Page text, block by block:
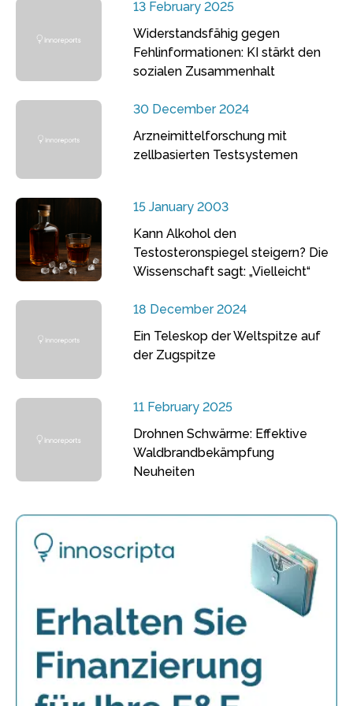
13 February 2025
Widerstandsfähig gegen
Fehlinformationen: KI stärkt den
sozialen Zusammenhalt
30 December 2024
Arzneimittelforschung mit
zellbasierten Testsystemen
15 January 2003
Kann Alkohol den
Testosteronspiegel steigern? Die
Wissenschaft sagt: „Vielleicht“
18 December 2024
Ein Teleskop der Weltspitze auf
der Zugspitze
11 February 2025
Drohnen Schwärme: Effektive
Waldbrandbekämpfung
Neuheiten